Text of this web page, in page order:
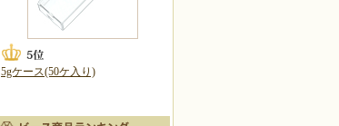
5gケース(50ケ入り)